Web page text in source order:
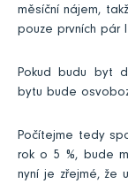
měsíční nájem,
pouze prvních pár
Pokud budu byt
bytu bude
Počítejme tedy
rok o 5 %, bude
nyní je zřejmé, že